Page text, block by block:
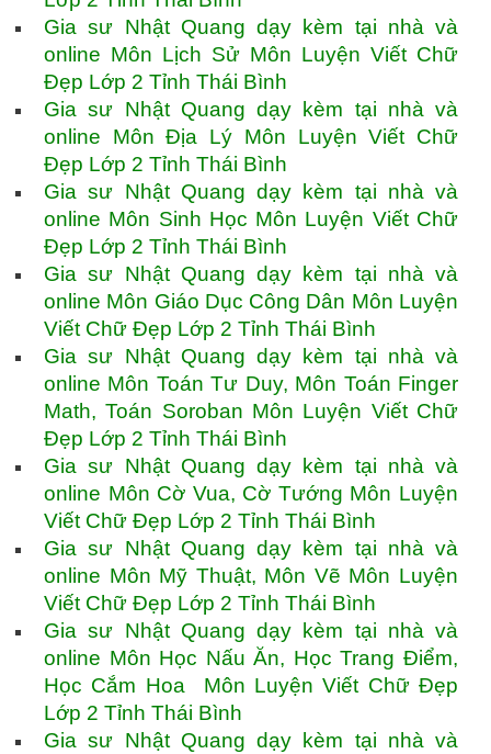
Gia sư Nhật Quang dạy kèm tại nhà và
online Môn Lịch Sử Môn Luyện Viết Chữ
Đẹp Lớp 2 Tỉnh Thái Bình
Gia sư Nhật Quang dạy kèm tại nhà và
online Môn Địa Lý Môn Luyện Viết Chữ
Đẹp Lớp 2 Tỉnh Thái Bình
Gia sư Nhật Quang dạy kèm tại nhà và
online Môn Sinh Học Môn Luyện Viết Chữ
Đẹp Lớp 2 Tỉnh Thái Bình
Gia sư Nhật Quang dạy kèm tại nhà và
online Môn Giáo Dục Công Dân Môn Luyện
Viết Chữ Đẹp Lớp 2 Tỉnh Thái Bình
Gia sư Nhật Quang dạy kèm tại nhà và
online Môn Toán Tư Duy, Môn Toán Finger
Math, Toán Soroban Môn Luyện Viết Chữ
Đẹp Lớp 2 Tỉnh Thái Bình
Gia sư Nhật Quang dạy kèm tại nhà và
online Môn Cờ Vua, Cờ Tướng Môn Luyện
Viết Chữ Đẹp Lớp 2 Tỉnh Thái Bình
Gia sư Nhật Quang dạy kèm tại nhà và
online Môn Mỹ Thuật, Môn Vẽ Môn Luyện
Viết Chữ Đẹp Lớp 2 Tỉnh Thái Bình
Gia sư Nhật Quang dạy kèm tại nhà và
online Môn Học Nấu Ăn, Học Trang Điểm,
Học Cắm Hoa Môn Luyện Viết Chữ Đẹp
Lớp 2 Tỉnh Thái Bình
Gia sư Nhật Quang dạy kèm tại nhà và